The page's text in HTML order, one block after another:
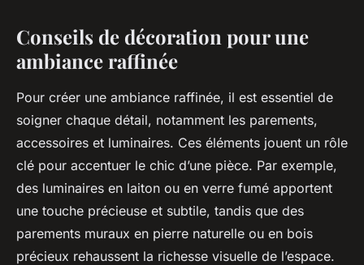
Conseils de décoration pour une
ambiance raffinée
Pour créer une ambiance raffinée, il est essentiel de
soigner chaque détail, notamment les parements,
accessoires et luminaires. Ces éléments jouent un rôle
clé pour accentuer le chic d’une pièce. Par exemple,
des luminaires en laiton ou en verre fumé apportent
une touche précieuse et subtile, tandis que des
parements muraux en pierre naturelle ou en bois
précieux rehaussent la richesse visuelle de l’espace.